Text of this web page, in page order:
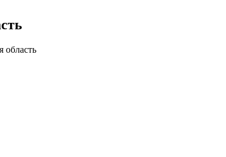
область